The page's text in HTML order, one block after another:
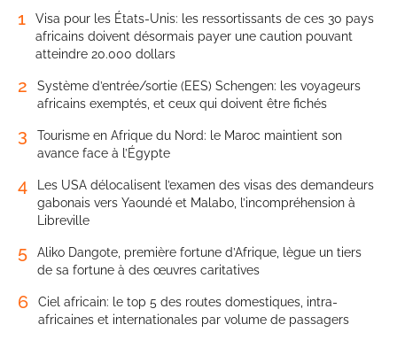
1
Visa pour les États-Unis: les ressortissants de ces 30 pays
africains doivent désormais payer une caution pouvant
atteindre 20.000 dollars
2
Système d’entrée/sortie (EES) Schengen: les voyageurs
africains exemptés, et ceux qui doivent être fichés
3
Tourisme en Afrique du Nord: le Maroc maintient son
avance face à l’Égypte
4
Les USA délocalisent l’examen des visas des demandeurs
gabonais vers Yaoundé et Malabo, l’incompréhension à
Libreville
5
Aliko Dangote, première fortune d’Afrique, lègue un tiers
de sa fortune à des œuvres caritatives
6
Ciel africain: le top 5 des routes domestiques, intra-
africaines et internationales par volume de passagers